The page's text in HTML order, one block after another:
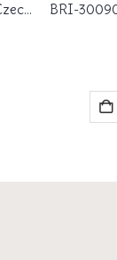
BRI-23980-14415 Jet Dark Bronze Czech Mate Bricks 40 Pc.